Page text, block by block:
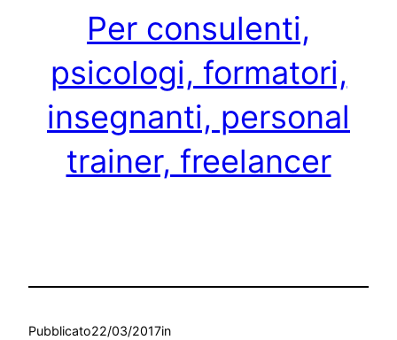
Per consulenti,
psicologi, formatori,
insegnanti, personal
trainer, freelancer
Pubblicato22/03/2017in